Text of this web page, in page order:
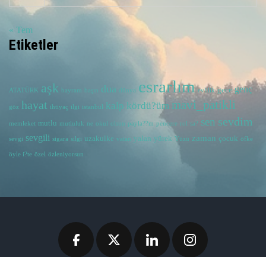
« Tem
Etiketler
ATATÜRK aşk bayram başın dua dünya esrarlım evlilik gece genç
göz hayat ihtiyaç ilgi istanbul kalp kördü?üm mavi_patikli
memleket mutlu mutluluk ne okul olsun payla??m pencere rol sa? sen sevdim
sevgi sevgili sigara silgi uzakulke vatan yalan yürek Yüzü zaman çocuk öfke
öyle i?te özel özleniyorsun